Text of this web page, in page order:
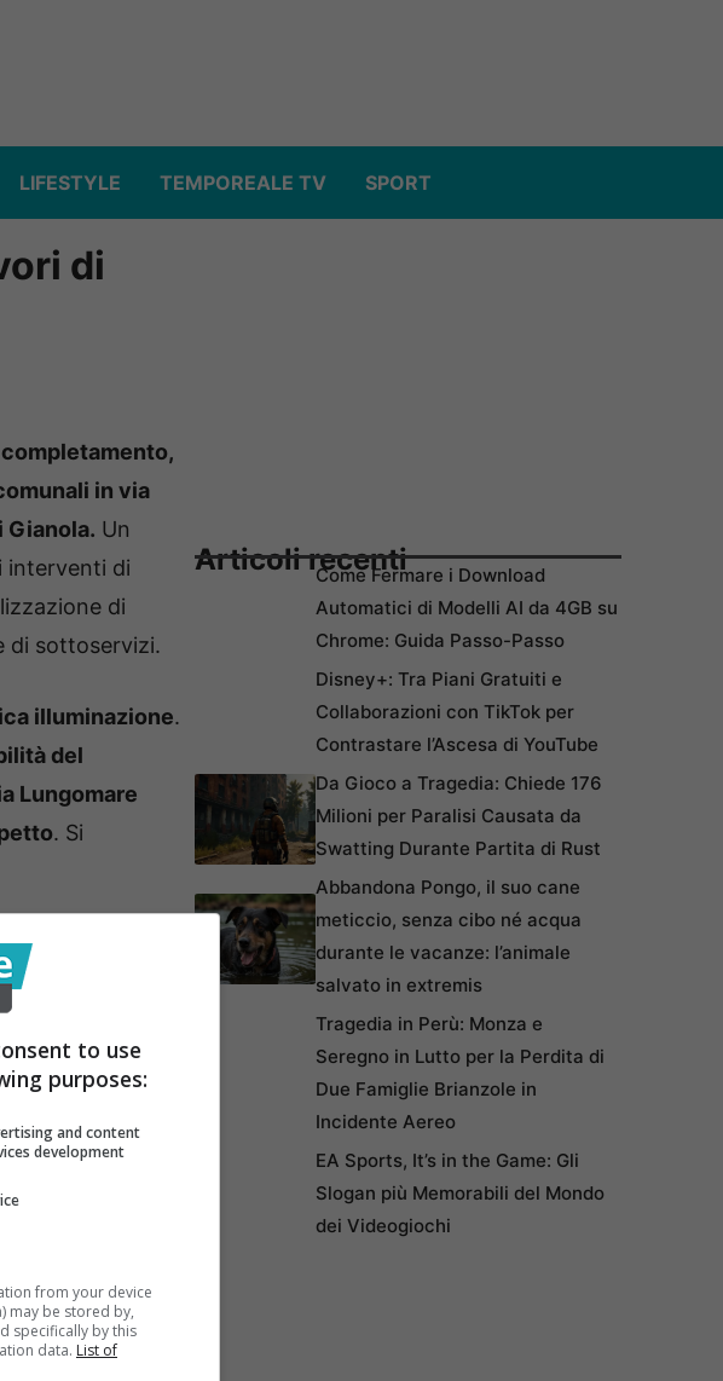
LIFESTYLE TEMPOREALE TV SPORT
di
in via
Gianola. Un
interventi di
di
di sottoservizi.
illuminazione.
del
Lungomare
. Si
Articoli recentiCome Fermare i Download
Automatici di Modelli AI da 4GB su
Chrome: Guida Passo-Passo
Disney+: Tra Piani Gratuiti e
Collaborazioni con TikTok per
Contrastare l’Ascesa di YouTube
Da Gioco a Tragedia: Chiede 176
Milioni per Paralisi Causata da
Swatting Durante Partita di Rust
Abbandona Pongo, il suo cane
meticcio, senza cibo né acqua
durante le vacanze: l’animale
salvato in extremis
Tragedia in Perù: Monza e
Seregno in Lutto per la Perdita di
Due Famiglie Brianzole in
Incidente Aereo
EA Sports, It’s in the Game: Gli
Slogan più Memorabili del Mondo
dei Videogiochi
to use
purposes:
and content
development
from your device
may be stored by,
specifically by this
data. List of